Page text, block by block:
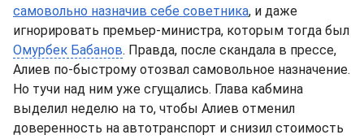
самовольно назначив себе советника, и даже
игнорировать премьер-министра, которым тогда был
Омурбек Бабанов. Правда, после скандала в прессе,
Алиев по-быстрому отозвал самовольное назначение.
Но тучи над ним уже сгущались. Глава кабмина
выделил неделю на то, чтобы Алиев отменил
доверенность на автотранспорт и снизил стоимость